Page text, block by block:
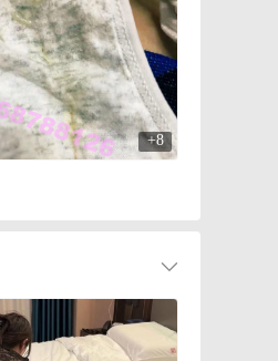
+8